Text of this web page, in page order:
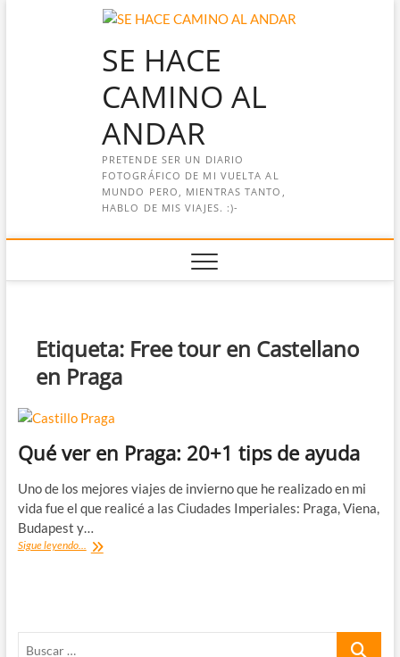
SE HACE
CAMINO AL
ANDAR
PRETENDE SER UN DIARIO
FOTOGRÁFICO DE MI VUELTA AL
MUNDO PERO, MIENTRAS TANTO,
HABLO DE MIS VIAJES. :)-
Etiqueta: Free tour en Castellano
en Praga
Qué ver en Praga: 20+1 tips de ayuda
Uno de los mejores viajes de invierno que he realizado en mi
vida fue el que realicé a las Ciudades Imperiales: Praga, Viena,
Budapest y…
Sigue leyendo... Qué
Buscar